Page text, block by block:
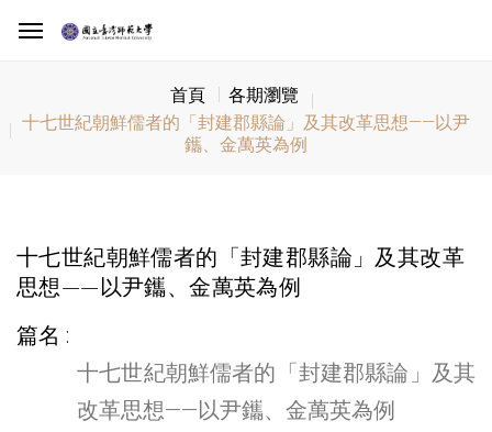
首頁
各期瀏覽
十七世紀朝鮮儒者的「封建郡縣論」及其改革思想——以尹
鑴、金萬英為例
十七世紀朝鮮儒者的「封建郡縣論」及其改革
思想——以尹鑴、金萬英為例
篇名
十七世紀朝鮮儒者的「封建郡縣論」及其
改革思想——以尹鑴、金萬英為例